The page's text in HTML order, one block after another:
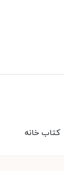
کتاب خانه